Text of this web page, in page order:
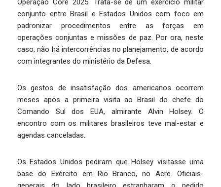
Operação Core 2025. Trata-se de um exercício militar
conjunto entre Brasil e Estados Unidos com foco em
padronizar procedimentos entre as forças em
operações conjuntas e missões de paz. Por ora, neste
caso, não há intercorrências no planejamento, de acordo
com integrantes do ministério da Defesa.
Os gestos de insatisfação dos americanos ocorrem
meses após a primeira visita ao Brasil do chefe do
Comando Sul dos EUA, almirante Alvin Holsey. O
encontro com os militares brasileiros teve mal-estar e
agendas canceladas.
Os Estados Unidos pediram que Holsey visitasse uma
base do Exército em Rio Branco, no Acre. Oficiais-